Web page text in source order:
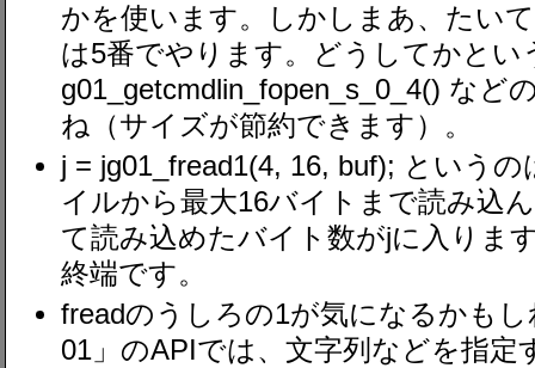
かを使います。しかしまあ、たい
は5番でやります。どうしてかとい
g01_getcmdlin_fopen_s_0_4() など
ね（サイズが節約できます）。
j = jg01_fread1(4, 16, buf); という
イルから最大16バイトまで読み込
て読み込めたバイト数がjに入りま
終端です。
freadのうしろの1が気になるかも
01」のAPIでは、文字列などを指定